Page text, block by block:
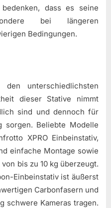
dass es seine
bei längeren
Bedingungen.
unterschiedlichsten
dieser Stative nimmt
sind und dennoch für
sorgen. Beliebte Modelle
XPRO Einbeinstativ,
einfache Montage sowie
bis zu 10 kg überzeugt.
Einbeinstativ ist äußerst
Carbonfasern und
schwere Kameras tragen.